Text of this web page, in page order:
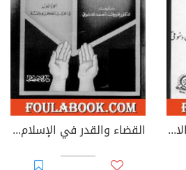
حرية الانسان في الفكر الاسلامي القضاء والقدر في الإسلام - الجزء الأول: في القرآن الكريم والسنة